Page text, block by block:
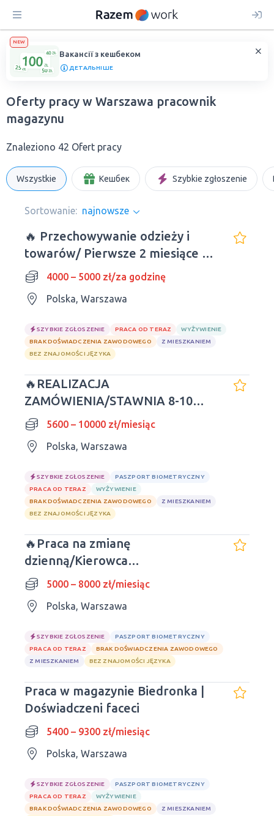
NEW
Вакансії з кешбеком
ДЕТАЛЬНІШЕ
Oferty pracy w Warszawa рracownik
magazynu
Znaleziono 42 Ofert pracy
Wszystkie Кешбек Szybkie zgłoszenie
Sortowanie: najnowsze
🔥 Przechowywanie odzieży i
towarów/ Pierwsze 2 miesiące w
hostelu - BEZPŁATNIE
4000 – 5000 zł/za godzinę
Polska, Warszawa
SZYBKIE ZGŁOSZENIE PRACA OD TERAZ
WYŻYWIENIE
BRAK DOŚWIADCZENIA ZAWODOWEGO
Z MIESZKANIEM
BEZ ZNAJOMOŚCI JĘZYKA
🔥REALIZACJA
ZAMÓWIENIA/STAWNIA 8-10
GODZIN🔥
5600 – 10000 zł/miesiąc
Polska, Warszawa
SZYBKIE ZGŁOSZENIE
PASZPORT BIOMETRYCZNY
PRACA OD TERAZ
WYŻYWIENIE
BRAK DOŚWIADCZENIA ZAWODOWEGO
Z MIESZKANIEM
BEZ ZNAJOMOŚCI JĘZYKA
🔥Praca na zmianę
dzienną/Kierowca
kurierski/Polskie prawo jazdy
5000 – 8000 zł/miesiąc
Polska, Warszawa
SZYBKIE ZGŁOSZENIE
PASZPORT BIOMETRYCZNY
PRACA OD TERAZ
BRAK DOŚWIADCZENIA ZAWODOWEGO
Z MIESZKANIEM
BEZ ZNAJOMOŚCI JĘZYKA
Praca w magazynie Biedronka |
Doświadczeni faceci
5400 – 9300 zł/miesiąc
Polska, Warszawa
SZYBKIE ZGŁOSZENIE
PASZPORT BIOMETRYCZNY
PRACA OD TERAZ
WYŻYWIENIE
BRAK DOŚWIADCZENIA ZAWODOWEGO
Z MIESZKANIEM